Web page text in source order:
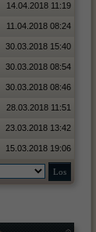
14.04.2018 11:19
11.04.2018 08:24
30.03.2018 15:40
30.03.2018 08:54
30.03.2018 08:46
28.03.2018 11:51
23.03.2018 13:42
15.03.2018 19:06